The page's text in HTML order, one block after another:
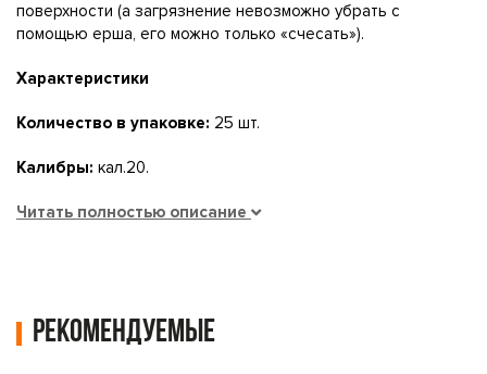
поверхности (а загрязнение невозможно убрать с
помощью ерша, его можно только «счесать»).
Характеристики
Количество в упаковке: 25 шт.
Калибры: кал.20.
Читать полностью описание
Рекомендуемые